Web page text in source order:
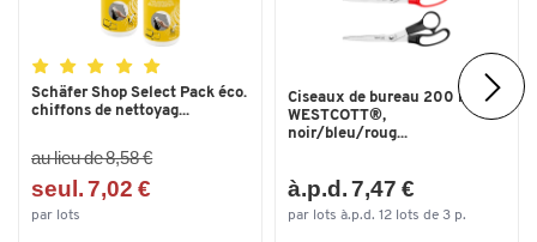
Schäfer Shop Select Pack éco.
chiffons de nettoyag...
au lieu de 8,58 €
seul. 7,02 €
par lots
Ciseaux de bureau 200 mm
WESTCOTT®,
noir/bleu/roug...
à.p.d. 7,47 €
par lots à.p.d. 12 lots de 3 p.